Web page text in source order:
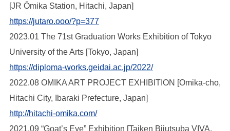
[JR Ōmika Station, Hitachi, Japan]
https://jutaro.ooo/?p=377
2023.01 The 71st Graduation Works Exhibition of Tokyo
University of the Arts [Tokyo, Japan]
https://diploma-works.geidai.ac.jp/2022/
2022.08 OMIKA ART PROJECT EXHIBITION [Omika-cho,
Hitachi City, Ibaraki Prefecture, Japan]
http://hitachi-omika.com/
2021.09 “Goat’s Eye” Exhibition [Taiken Bijutsuba VIVA,